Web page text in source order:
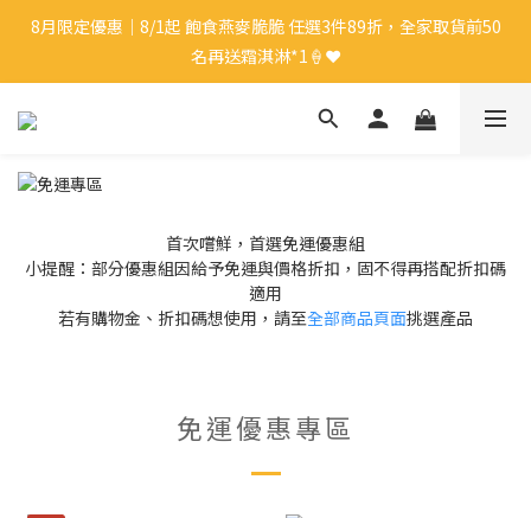
8月限定優惠｜8/1起 飽食燕麥脆脆 任選3件89折，全家取貨前50
名再送霜淇淋*1🍦❤️
8月限定優惠｜8/1起 飽食燕麥脆脆 任選3件89折，全家取貨前50
名再送霜淇淋*1🍦❤️
新會員🎁｜註冊會員即送$50購物金
8月限定優惠｜8/1起 飽食燕麥脆脆 任選3件89折，全家取貨前50
名再送霜淇淋*1🍦❤️
首次嚐鮮，首選免運優惠組
小提醒：部分優惠組因給予免運與價格折扣，固不得再搭配折扣碼
適用
若有購物金、折扣碼想使用，請至全部商品頁面挑選產品
免運優惠專區